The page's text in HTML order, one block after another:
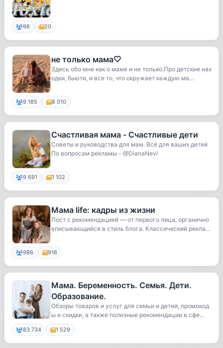
98 20
не только мама🤍
Здесь обо мне как о маме и не только.Про детские нах
одки, бьюти, и все то, что окружает каждую ма...
9 185 8 010
Счастливая мама - Счастливые дети
Советы и руководства для мам. Всё для ваших детей
По вопросам рекламы - @DianaNevl
9 691 1 102
Мама life: кадры из жизни
Пост с рекомендацией — от первого лица, органично
вписывающийся в стиль блога. Классический рекла...
986 916
Мама. Беременность. Семья. Дети.
Образование.
Обзоры товаров и услуг для семьи и детей, промокод
ы и скидки, а также полезные рекомендации в сфе...
83 734 1 529